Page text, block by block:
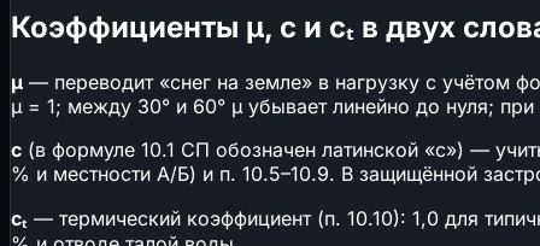
Коэффициенты μ, c и cₜ в двух
μ — переводит «снег на земле» в нагрузку с учётом
μ = 1; между 30° и 60° μ убывает линейно до нуля;
c (в формуле 10.1 СП обозначен латинской «c») —
% и местности А/Б) и п. 10.5–10.9. В защищённой
cₜ — термический коэффициент (п. 10.10): 1,0 для